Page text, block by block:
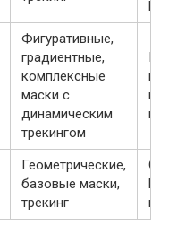
Фигуративные,
градиентные,
комплексные
маски с
динамическим
трекингом
Геометрические,
базовые маски,
трекинг